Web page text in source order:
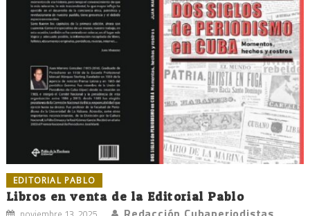
EDITORIAL PABLO
Libros en venta de la Editorial Pablo